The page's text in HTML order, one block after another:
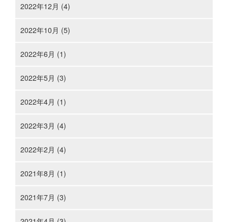
2022年12月 (4)
2022年10月 (5)
2022年6月 (1)
2022年5月 (3)
2022年4月 (1)
2022年3月 (4)
2022年2月 (4)
2021年8月 (1)
2021年7月 (3)